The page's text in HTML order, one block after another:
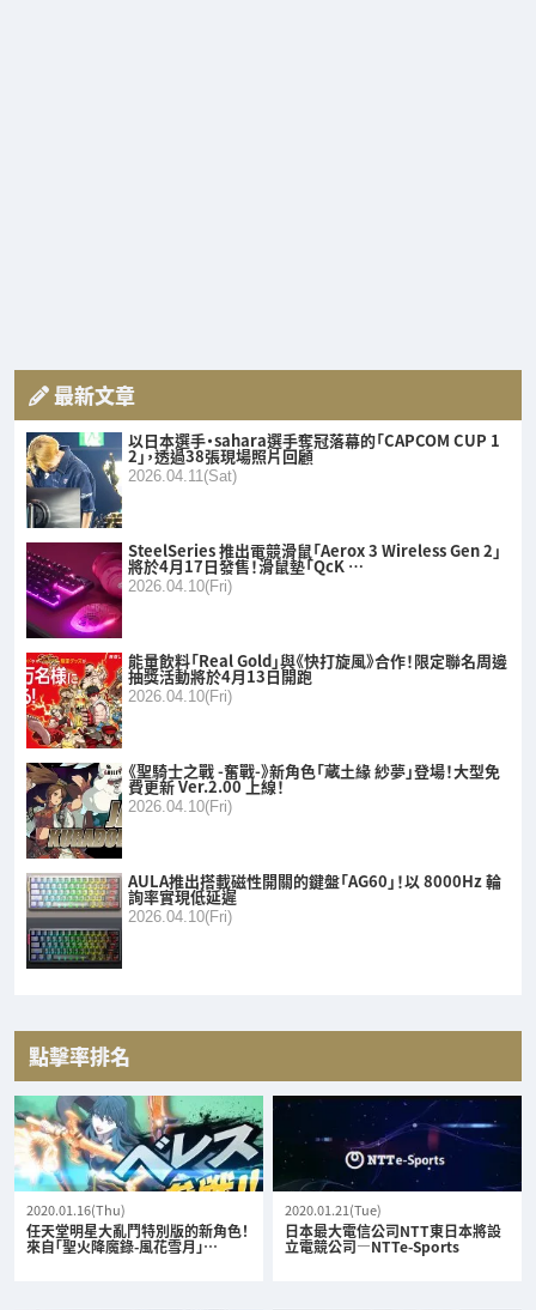
最新文章
以日本選手・sahara選手奪冠落幕的「CAPCOM CUP 1
2」，透過38張現場照片回顧
2026.04.11(Sat)
SteelSeries 推出電競滑鼠「Aerox 3 Wireless Gen 2」
將於4月17日發售！滑鼠墊「QcK …
2026.04.10(Fri)
能量飲料「Real Gold」與《快打旋風》合作！限定聯名周邊
抽獎活動將於4月13日開跑
2026.04.10(Fri)
《聖騎士之戰 -奮戰-》新角色「蔵土緣 紗夢」登場！大型免
費更新 Ver.2.00 上線！
2026.04.10(Fri)
AULA推出搭載磁性開關的鍵盤「AG60」！以 8000Hz 輪
詢率實現低延遲
2026.04.10(Fri)
點擊率排名
2020.01.16(Thu)
任天堂明星大亂鬥特別版的新角色！
來自「聖火降魔錄-風花雪月」…
2020.01.21(Tue)
日本最大電信公司NTT東日本將設
立電競公司—NTTe-Sports